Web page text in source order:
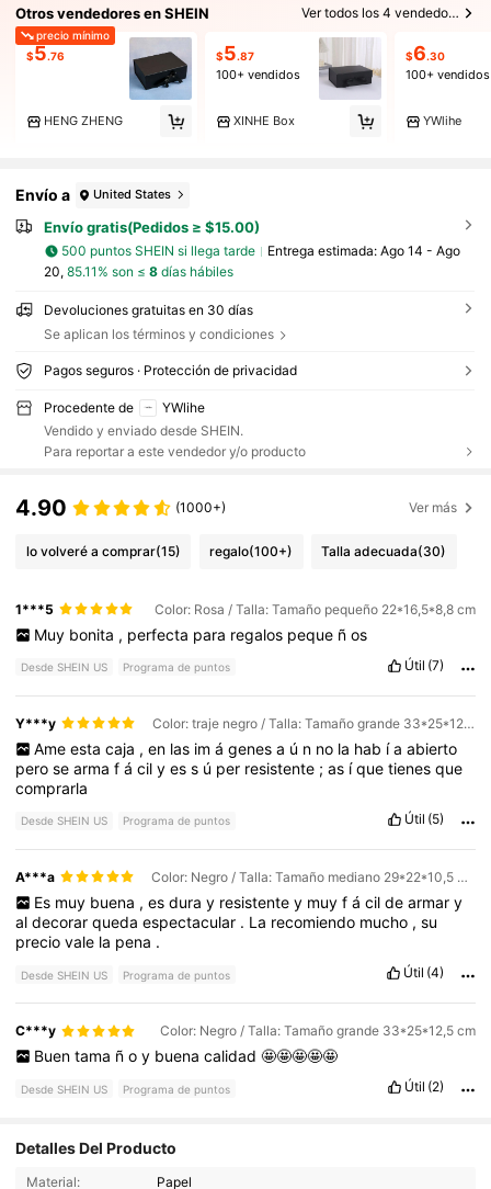
Otros vendedores en SHEIN Ver todos los 4 vendedores
precio mínimo
$5.76
HENG ZHENG
$5.87
100+ vendidos
XINHE Box
$6.30
100+ vendidos
YWlihe
Envío a United States
Envío gratis(Pedidos ≥ $15.00)
500 puntos SHEIN si llega tarde Entrega estimada: Ago 14 - Ago
20, 85.11% son ≤ 8días hábiles
Devoluciones gratuitas en 30 días
Se aplican los términos y condiciones
Pagos seguros · Protección de privacidad
Procedente de
YWlihe
Vendido y enviado desde SHEIN.
Para reportar a este vendedor y/o producto
4.90 (1000+) Ver más
lo volveré a comprar(15) regalo(100+) Talla adecuada(30)
1***5 Color: Rosa / Talla: Tamaño pequeño 22*16,5*8,8 cm
Muy bonita , perfecta para regalos peque ñ os
Desde SHEIN US Programa de puntos Útil (7)
Y***y Color: traje negro / Talla: Tamaño grande 33*25*12,5 cm
Ame esta caja , en las im á genes a ú n no la hab ía abierto
perosearmafácilyess ú per resistente ;as íquetienesque
comprarla
Desde SHEIN US Programa de puntos Útil (5)
A***a Color: Negro / Talla: Tamaño mediano 29*22*10,5 cm
Es muy buena , es dura y resistente y muy f á cil de armar y
aldecorarquedaespectacular . La recomiendo mucho ,su
preciovale la pena .
Desde SHEIN US Programa de puntos Útil (4)
C***y Color: Negro / Talla: Tamaño grande 33*25*12,5 cm
Buen tama ñ o y buena calidad 🤩🤩🤩🤩🤩
Desde SHEIN US Programa de puntos Útil (2)
Detalles Del Producto
Material: Papel
4.90 1.4K Seguidores